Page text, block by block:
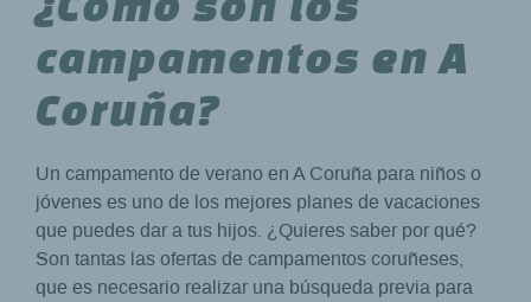
campamentos en A
Coruña?
Un campamento de verano en A Coruña para niños o
jóvenes es uno de los mejores planes de vacaciones
que puedes dar a tus hijos. ¿Quieres saber por qué?
Son tantas las ofertas de campamentos coruñeses,
que es necesario realizar una búsqueda previa para